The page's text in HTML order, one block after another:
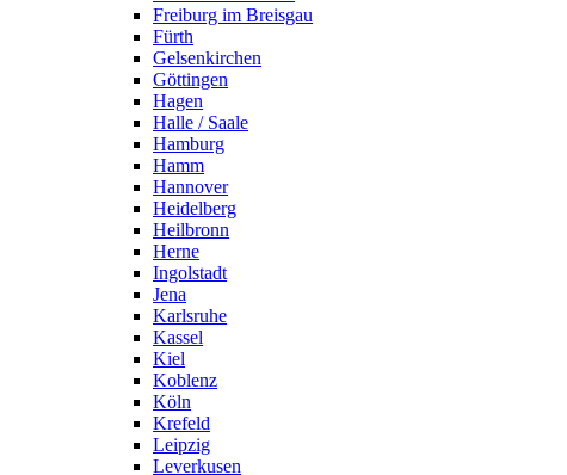
Freiburg im Breisgau
Fürth
Gelsenkirchen
Göttingen
Hagen
Halle / Saale
Hamburg
Hamm
Hannover
Heidelberg
Heilbronn
Herne
Ingolstadt
Jena
Karlsruhe
Kassel
Kiel
Koblenz
Köln
Krefeld
Leipzig
Leverkusen